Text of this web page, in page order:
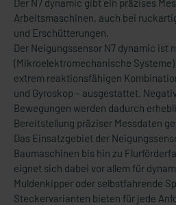
Der N7 dynamic gibt ein präzises
Arbeitsmaschinen, auch bei
und Erschütterungen.
Der Neigungssensor N7 dynamic ist
(Mikroelektromechanische
extrem reaktionsfähigen
und Gyroskop – ausgestattet.
Bewegungen werden dadurch
Bereitstellung präziser Messdaten
Das Einsatzgebiet der
Baumaschinen bis hin zu
eignet sich dabei vor allem für
Muldenkipper oder selbstfahrende
Steckervarianten bieten für jede